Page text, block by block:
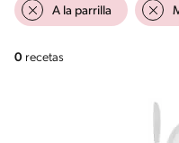
A la parrilla
0 recetas